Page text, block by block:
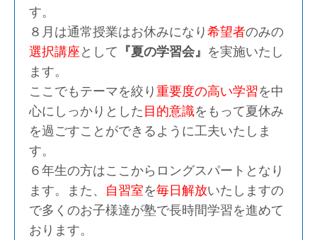
す。
８月は通常授業はお休みになり 希望者のみの
選択講座 として 『夏の学習会』 を実施いたし
ます。
ここでもテーマを絞り 重要度の高い学習を中
心にしっかりとした 目的意識をもって夏休み
を過ごすことができるように工夫いたしま
す。
６年生の方はここからロングスパートとなり
ます。また、 自習室を毎日解放いたしますの
で多くのお子様達が塾で長時間学習を進めて
おります。